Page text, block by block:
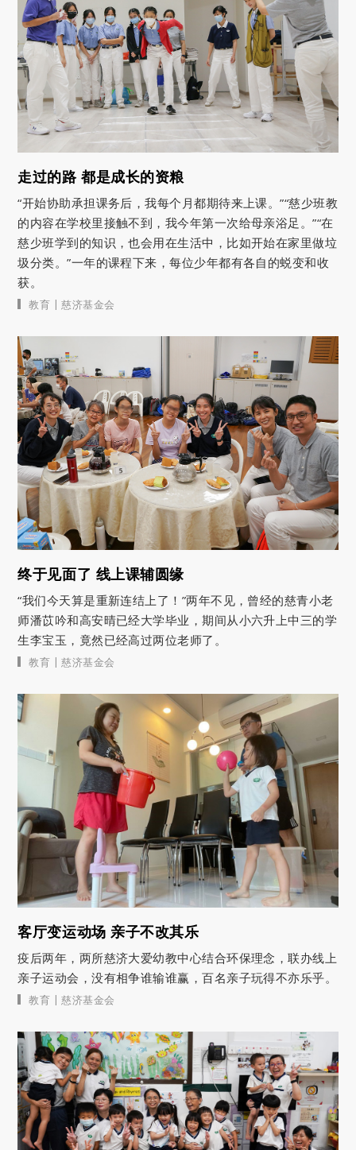
走过的路 都是成长的资粮
“开始协助承担课务后，我每个月都期待来上课。”“慈少班教
的内容在学校里接触不到，我今年第一次给母亲浴足。”“在
慈少班学到的知识，也会用在生活中，比如开始在家里做垃
圾分类。”一年的课程下来，每位少年都有各自的蜕变和收
获。
教育 | 慈济基金会
终于见面了 线上课辅圆缘
“我们今天算是重新连结上了！”两年不见，曾经的慈青小老
师潘苡吟和高安晴已经大学毕业，期间从小六升上中三的学
生李宝玉，竟然已经高过两位老师了。
教育 | 慈济基金会
客厅变运动场 亲子不改其乐
疫后两年，两所慈济大爱幼教中心结合环保理念，联办线上
亲子运动会，没有相争谁输谁赢，百名亲子玩得不亦乐乎。
教育 | 慈济基金会